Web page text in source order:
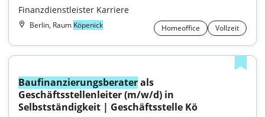
Finanzdienstleister Karriere
Berlin, Raum Köpenick Homeoffice Vollzeit
Baufinanzierungsberater als
Geschäftsstellenleiter (m/w/d) in
Selbstständigkeit | Geschäftsstelle Kö